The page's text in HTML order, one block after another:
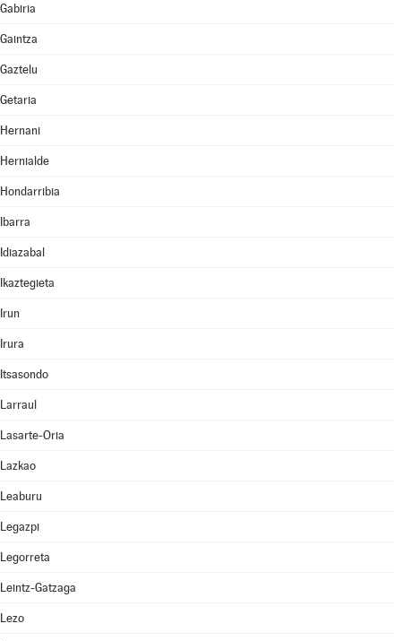
Gabiria
Gaintza
Gaztelu
Getaria
Hernani
Hernialde
Hondarribia
Ibarra
Idiazabal
Ikaztegieta
Irun
Irura
Itsasondo
Larraul
Lasarte-Oria
Lazkao
Leaburu
Legazpi
Legorreta
Leintz-Gatzaga
Lezo